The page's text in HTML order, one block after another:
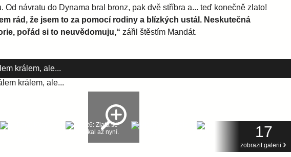
Od návratu do Dynama bral bronz, pak dvě stříbra a... teď konečně zlato!
rád, že jsem to za pomocí rodiny a blízkých ustál. Neskutečná
pořád si to neuvědomuju,“ zářil štěstím Mandát.
králem, ale...
17
zobrazit galerii